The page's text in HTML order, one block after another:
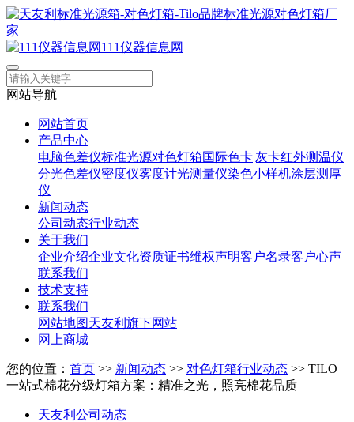
111仪器信息网
网站导航
网站首页
产品中心
电脑色差仪标准光源对色灯箱国际色卡|灰卡红外测温仪
分光色差仪密度仪雾度计光测量仪染色小样机涂层测厚
仪
新闻动态
公司动态行业动态
关于我们
企业介绍企业文化资质证书维权声明客户名录客户心声
联系我们
技术支持
联系我们
网站地图天友利旗下网站
网上商城
您的位置： 首页 >> 新闻动态 >> 对色灯箱行业动态 >> TILO
一站式棉花分级灯箱方案：精准之光，照亮棉花品质
天友利公司动态